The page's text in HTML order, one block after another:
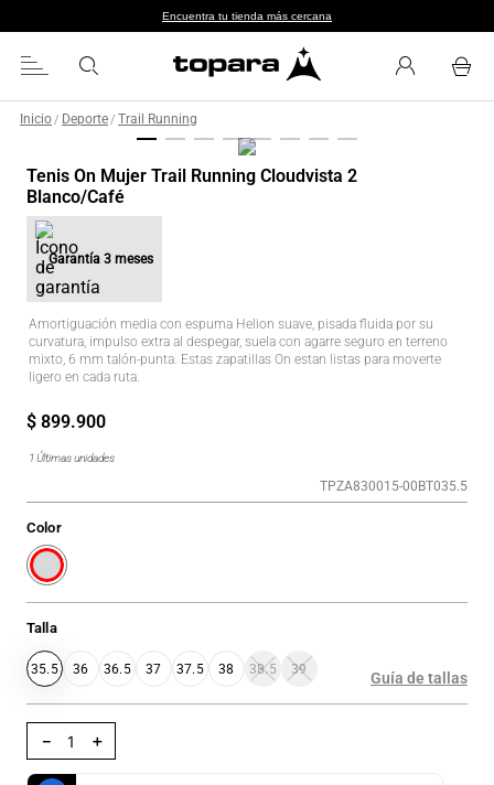
Encuentra tu tienda más cercana
Inicio / Deporte / Trail Running
Tenis On Mujer Trail Running Cloudvista 2
Blanco/Café
Garantía 3 meses
Amortiguación media con espuma Helion suave, pisada fluida por su
curvatura, impulso extra al despegar, suela con agarre seguro en terreno
mixto, 6 mm talón-punta. Estas zapatillas On estan listas para moverte
ligero en cada ruta.
$ 899.900
1 Últimas unidades
TPZA830015-00BT035.5
Talla
35.5 36 36.5 37 37.5 38 38.5 39
Color
Guía de tallas
＋
－